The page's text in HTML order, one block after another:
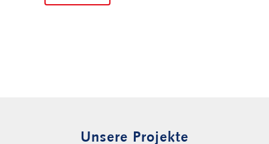
Unsere Projekte